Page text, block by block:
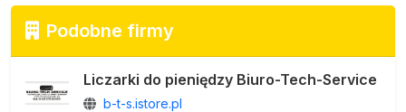
Podobne firmy
Liczarki do pieniędzy Biuro-Tech-Service
b-t-s.istore.pl